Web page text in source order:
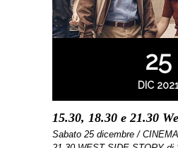
25
DIC 2021
15.30, 18.30 e 21.30
Sabato 25 dicembre /